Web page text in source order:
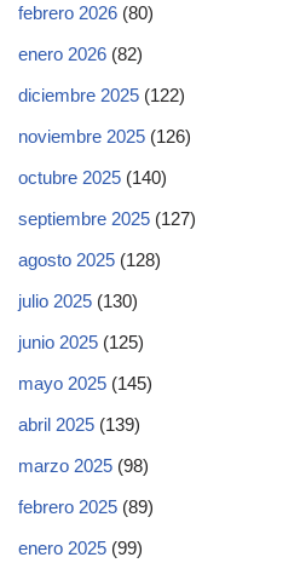
febrero 2026 (80)
enero 2026 (82)
diciembre 2025 (122)
noviembre 2025 (126)
octubre 2025 (140)
septiembre 2025 (127)
agosto 2025 (128)
julio 2025 (130)
junio 2025 (125)
mayo 2025 (145)
abril 2025 (139)
marzo 2025 (98)
febrero 2025 (89)
enero 2025 (99)